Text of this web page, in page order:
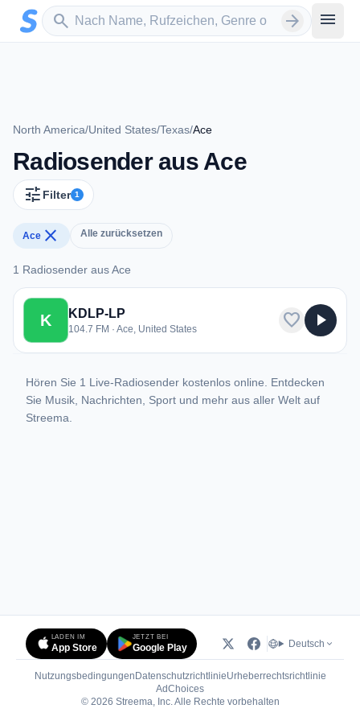
Zum Hauptinhalt springen
search
Sender suchen arrow_forward menu
North America/United States/Texas/Ace
Radiosender aus Ace
tune Filter 1
Ace close Alle zurücksetzen
1 Radiosender aus Ace
1 Radiosender aus Ace
K KDLP-LP
104.7 FM · Ace, United States favorite play_arrow
Hören Sie 1 Live-Radiosender kostenlos online. Entdecken
Sie Musik, Nachrichten, Sport und mehr aus aller Welt auf
Streema.
LADEN IM
App Store
JETZT BEI
Google Play Deutsch
Nutzungsbedingungen DatenschutzrichtlinieUrheberrechtsrichtlinie
AdChoices(öffnet in neuem Tab)
© 2026 Streema, Inc. Alle Rechte vorbehalten